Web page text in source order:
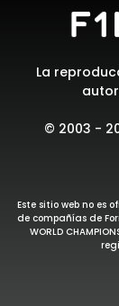
La
© 2003 -
Este sitio web no es
de compañías de
WORLD